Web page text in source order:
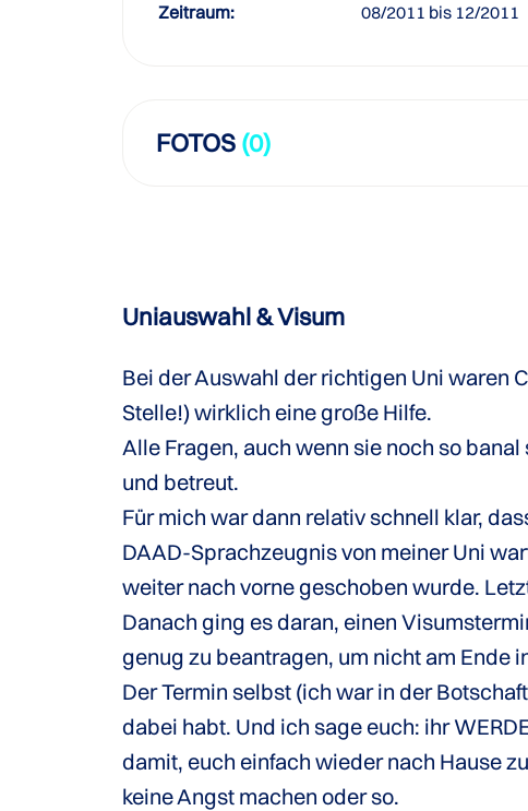
Zeitraum:
08/2011 bis 12/2011
FOTOS (0)
Uniauswahl & Visum
Bei der Auswahl der richtigen Uni waren
Stelle!) wirklich eine große Hilfe.
Alle Fragen, auch wenn sie noch so
und betreut.
Für mich war dann relativ schnell klar,
DAAD-Sprachzeugnis von meiner Uni
weiter nach vorne geschoben wurde.
Danach ging es daran, einen
genug zu beantragen, um nicht am Ende
Der Termin selbst (ich war in der
dabei habt. Und ich sage euch: ihr
damit, euch einfach wieder nach Hause
keine Angst machen oder so.